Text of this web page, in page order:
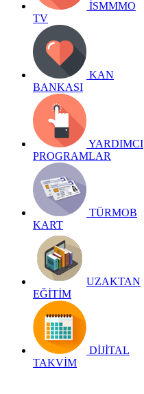
İSMMMO
TV
KAN
BANKASI
YARDIMCI
PROGRAMLAR
TÜRMOB
KART
UZAKTAN
EĞİTİM
DİJİTAL
TAKVİM